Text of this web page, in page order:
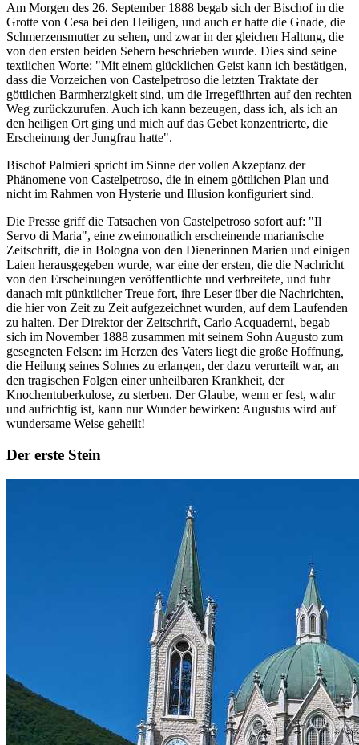
Am Morgen des 26. September 1888 begab sich der Bischof in die
Grotte von Cesa bei den Heiligen, und auch er hatte die Gnade, die
Schmerzensmutter zu sehen, und zwar in der gleichen Haltung, die
von den ersten beiden Sehern beschrieben wurde. Dies sind seine
textlichen Worte: "Mit einem glücklichen Geist kann ich bestätigen,
dass die Vorzeichen von Castelpetroso die letzten Traktate der
göttlichen Barmherzigkeit sind, um die Irregeführten auf den rechten
Weg zurückzurufen. Auch ich kann bezeugen, dass ich, als ich an
den heiligen Ort ging und mich auf das Gebet konzentrierte, die
Erscheinung der Jungfrau hatte".
Bischof Palmieri spricht im Sinne der vollen Akzeptanz der
Phänomene von Castelpetroso, die in einem göttlichen Plan und
nicht im Rahmen von Hysterie und Illusion konfiguriert sind.
Die Presse griff die Tatsachen von Castelpetroso sofort auf: "Il
Servo di Maria", eine zweimonatlich erscheinende marianische
Zeitschrift, die in Bologna von den Dienerinnen Marien und einigen
Laien herausgegeben wurde, war eine der ersten, die die Nachricht
von den Erscheinungen veröffentlichte und verbreitete, und fuhr
danach mit pünktlicher Treue fort, ihre Leser über die Nachrichten,
die hier von Zeit zu Zeit aufgezeichnet wurden, auf dem Laufenden
zu halten. Der Direktor der Zeitschrift, Carlo Acquaderni, begab
sich im November 1888 zusammen mit seinem Sohn Augusto zum
gesegneten Felsen: im Herzen des Vaters liegt die große Hoffnung,
die Heilung seines Sohnes zu erlangen, der dazu verurteilt war, an
den tragischen Folgen einer unheilbaren Krankheit, der
Knochentuberkulose, zu sterben. Der Glaube, wenn er fest, wahr
und aufrichtig ist, kann nur Wunder bewirken: Augustus wird auf
wundersame Weise geheilt!
Der erste Stein